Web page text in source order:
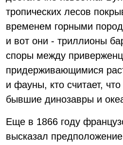
тропических лесов
временем горными
и вот они - триллионы
споры между
придерживающимися
и фауны, кто считает,
бывшие динозавры и
Еще в 1866 году
высказал